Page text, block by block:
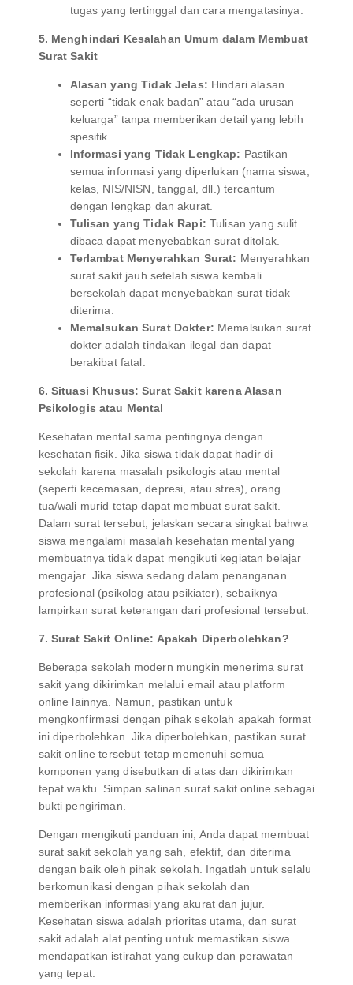
tugas yang tertinggal dan cara mengatasinya.
5. Menghindari Kesalahan Umum dalam Membuat
Surat Sakit
Alasan yang Tidak Jelas: Hindari alasan
seperti “tidak enak badan” atau “ada urusan
keluarga” tanpa memberikan detail yang lebih
spesifik.
Informasi yang Tidak Lengkap: Pastikan
semua informasi yang diperlukan (nama siswa,
kelas, NIS/NISN, tanggal, dll.) tercantum
dengan lengkap dan akurat.
Tulisan yang Tidak Rapi: Tulisan yang sulit
dibaca dapat menyebabkan surat ditolak.
Terlambat Menyerahkan Surat: Menyerahkan
surat sakit jauh setelah siswa kembali
bersekolah dapat menyebabkan surat tidak
diterima.
Memalsukan Surat Dokter: Memalsukan surat
dokter adalah tindakan ilegal dan dapat
berakibat fatal.
6. Situasi Khusus: Surat Sakit karena Alasan
Psikologis atau Mental
Kesehatan mental sama pentingnya dengan
kesehatan fisik. Jika siswa tidak dapat hadir di
sekolah karena masalah psikologis atau mental
(seperti kecemasan, depresi, atau stres), orang
tua/wali murid tetap dapat membuat surat sakit.
Dalam surat tersebut, jelaskan secara singkat bahwa
siswa mengalami masalah kesehatan mental yang
membuatnya tidak dapat mengikuti kegiatan belajar
mengajar. Jika siswa sedang dalam penanganan
profesional (psikolog atau psikiater), sebaiknya
lampirkan surat keterangan dari profesional tersebut.
7. Surat Sakit Online: Apakah Diperbolehkan?
Beberapa sekolah modern mungkin menerima surat
sakit yang dikirimkan melalui email atau platform
online lainnya. Namun, pastikan untuk
mengkonfirmasi dengan pihak sekolah apakah format
ini diperbolehkan. Jika diperbolehkan, pastikan surat
sakit online tersebut tetap memenuhi semua
komponen yang disebutkan di atas dan dikirimkan
tepat waktu. Simpan salinan surat sakit online sebagai
bukti pengiriman.
Dengan mengikuti panduan ini, Anda dapat membuat
surat sakit sekolah yang sah, efektif, dan diterima
dengan baik oleh pihak sekolah. Ingatlah untuk selalu
berkomunikasi dengan pihak sekolah dan
memberikan informasi yang akurat dan jujur.
Kesehatan siswa adalah prioritas utama, dan surat
sakit adalah alat penting untuk memastikan siswa
mendapatkan istirahat yang cukup dan perawatan
yang tepat.